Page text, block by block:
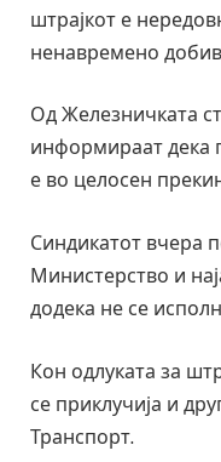
штрајкот е
ненавремено
Од Железничката
информираат дека
е во целосен
Синдикатот вчера
Министерство и
додека не се
Кон одлуката за
се приклучија и
Транспорт.